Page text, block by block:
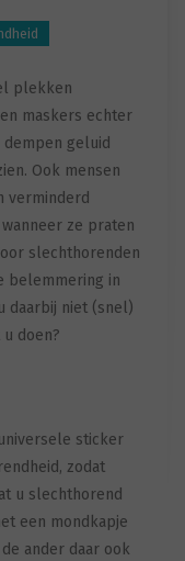
plekken
maskers echter
geluid
Ook mensen
verminderd
ze praten
slechthorenden
belemmering in
daarbij niet (snel)
doen?
sticker
zodat
u slechthorend
een mondkapje
ander daar ook